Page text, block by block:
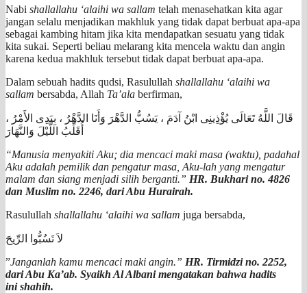
Nabi shallallahu ‘alaihi wa sallam telah menasehatkan kita agar
jangan selalu menjadikan makhluk yang tidak dapat berbuat apa-apa
sebagai kambing hitam jika kita mendapatkan sesuatu yang tidak
kita sukai. Seperti beliau melarang kita mencela waktu dan angin
karena kedua makhluk tersebut tidak dapat berbuat apa-apa.
Dalam sebuah hadits qudsi, Rasulullah shallallahu ‘alaihi wa
sallam bersabda, Allah Ta’ala berfirman,
قَالَ اللَّهُ تَعَالَى يُؤْذِينِى ابْنُ آدَمَ ، يَسُبُّ الدَّهْرَ وَأَنَا الدَّهْرُ ، بِيَدِى الأَمْرُ ،
أُقَلِّبُ اللَّيْلَ وَالنَّهَارَ
“Manusia menyakiti Aku; dia mencaci maki masa (waktu), padahal
Aku adalah pemilik dan pengatur masa, Aku-lah yang mengatur
malam dan siang menjadi silih berganti.” HR. Bukhari no. 4826
dan Muslim no. 2246, dari Abu Hurairah.
Rasulullah shallallahu ‘alaihi wa sallam juga bersabda,
لاَ تَسُبُّوا الرِّيحَ
”Janganlah kamu mencaci maki angin.” HR. Tirmidzi no. 2252,
dari Abu Ka’ab. Syaikh Al Albani mengatakan bahwa hadits
ini shahih.